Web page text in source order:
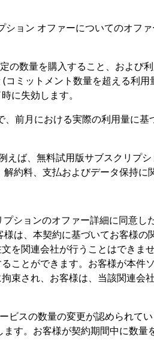
ョン オファーについてのオフ
の数量を購入すること、および
ミットメント数量を超える利
に失効します。
前月における実際の利用量に
ば、無料試用版サブスクリプ
料、支払およびデータ保持に
ションのオファー詳細に同意
は、本契約に基づいてお客様
を関連会社が行うことはできま
ことができます。お客様が本件
束され、お客様は、当該関連会
スの数量の変更が認められて
す。お客様が契約期間中に数